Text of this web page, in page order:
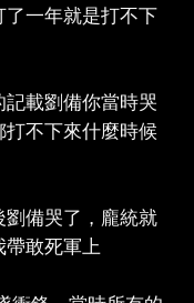
一年就是打不下
載劉備你當時哭
不下來什麼時候
備哭了，龐統就
帶敢死軍上